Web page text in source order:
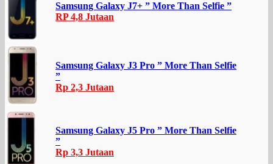
Samsung Galaxy J7+ ” More Than Selfie ”
RP 4,8 Jutaan
Samsung Galaxy J3 Pro ” More Than Selfie
”
Rp 2,3 Jutaan
Samsung Galaxy J5 Pro ” More Than Selfie
”
Rp 3,3 Jutaan